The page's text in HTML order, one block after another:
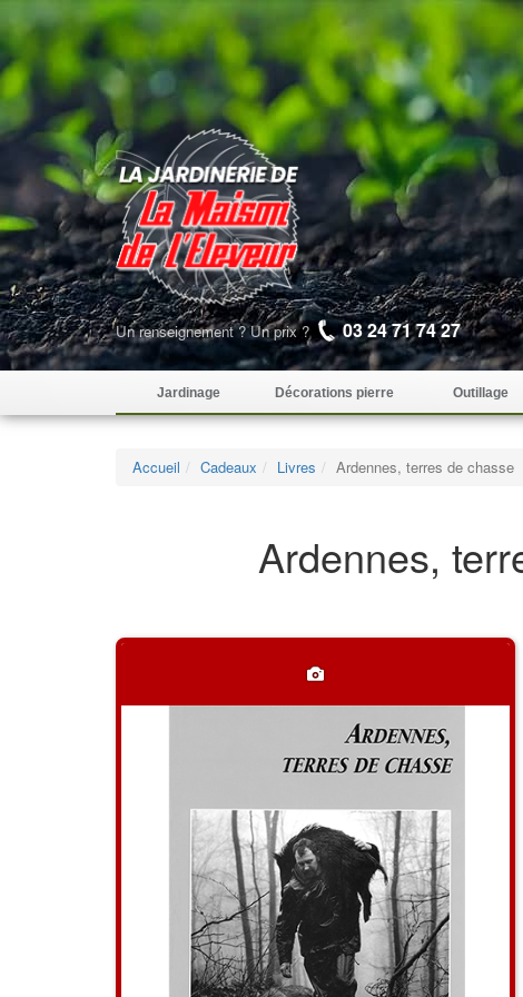
Un renseignement ? Un prix ? 03 24 71 74 27
Jardinage Décorations pierre Outillage
Accueil Cadeaux Livres Ardennes, terres de chasse
Ardennes,